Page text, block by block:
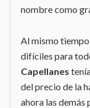
nombre como
Al mismo
difíciles para
Capellanes
del precio de la
ahora las